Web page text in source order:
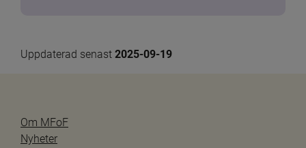
Uppdaterad senast 2025-09-19
Om MFoF
Nyheter